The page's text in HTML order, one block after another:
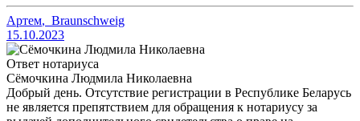
Артем, Braunschweig
15.10.2023
Ответ нотариуса
Сёмочкина Людмила Николаевна
Добрый день. Отсутствие регистрации в Республике Беларусь
не является препятствием для обращения к нотариусу за